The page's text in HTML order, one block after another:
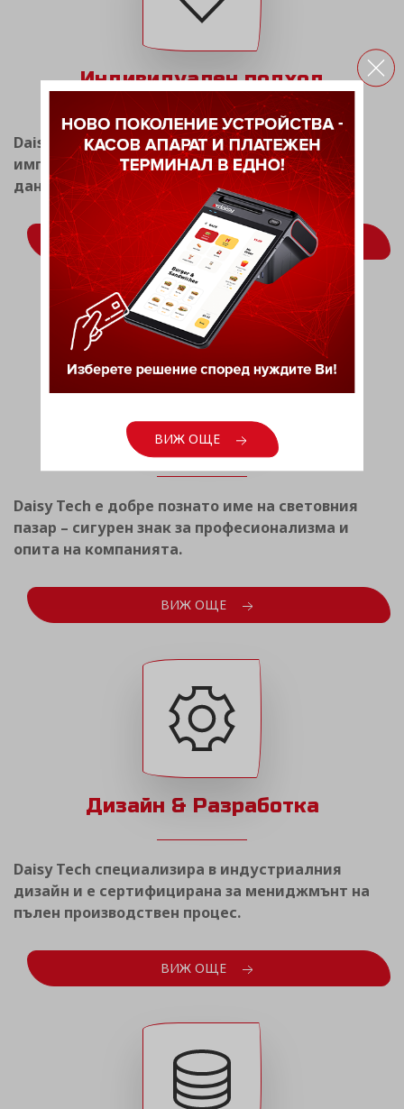
Индивидуален подход
Daisy Tech има опит в разработката и
имплементацията на системи за фискален и
данъчен мениджмънт.
ВИЖ ОЩЕ
Световен опит
Daisy Tech е добре познато име на световния
пазар – сигурен знак за професионализма и
опита на компанията.
ВИЖ ОЩЕ
Дизайн & Разработка
Daisy Tech специализира в индустриалния
дизайн и е сертифицирана за мениджмънт на
пълен производствен процес.
ВИЖ ОЩЕ
ВИЖ ОЩЕ